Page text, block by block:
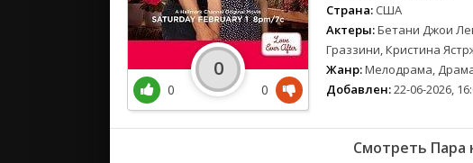
Страна: США
Актеры:Бетани Джои
Граззини, Кристина
Жанр:Мелодрама,
Добавлен:22-06-2026,
0
0
0
Смотреть Пара